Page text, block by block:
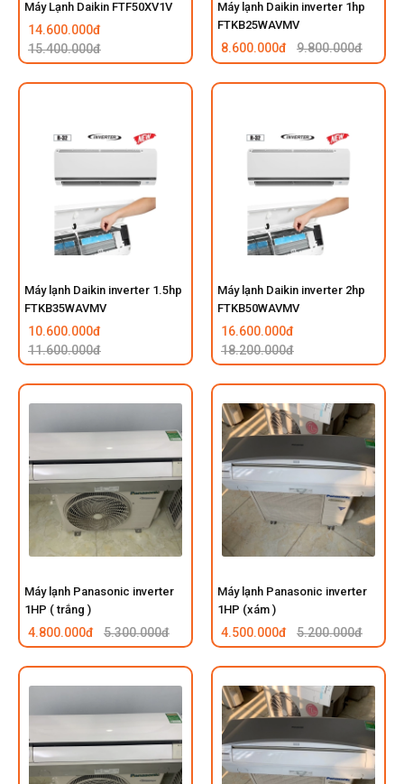
Máy Lạnh Daikin FTF50XV1V
14.600.000đ
15.400.000đ
Máy lạnh Daikin inverter 1hp
FTKB25WAVMV
8.600.000đ 9.800.000đ
Máy lạnh Daikin inverter 1.5hp
FTKB35WAVMV
10.600.000đ
11.600.000đ
Máy lạnh Daikin inverter 2hp
FTKB50WAVMV
16.600.000đ
18.200.000đ
Máy lạnh Panasonic inverter
1HP ( trắng )
4.800.000đ 5.300.000đ
Máy lạnh Panasonic inverter
1HP (xám )
4.500.000đ 5.200.000đ